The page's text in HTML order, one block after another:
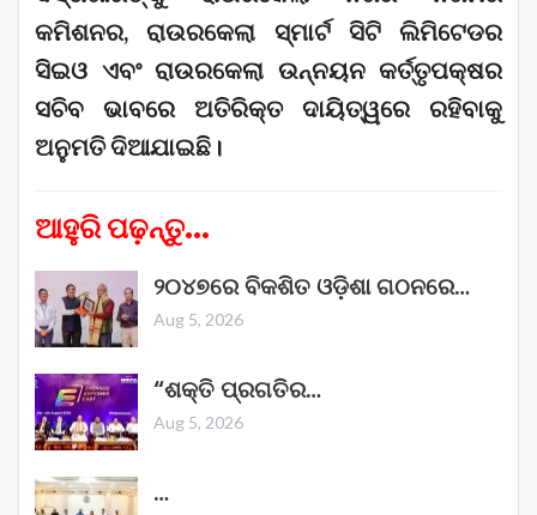
କମିଶନର, ରାଉରକେଲା ସ୍ମାର୍ଟ ସିଟି ଲିମିଟେଡର
ସିଇଓ ଏବଂ ରାଉରକେଲା ଉନ୍ନୟନ କର୍ତ୍ତୃପକ୍ଷର
ସଚିବ ଭାବରେ ଅତିରିକ୍ତ ଦାୟିତ୍ୱରେ ରହିବାକୁ
ଅନୁମତି ଦିଆଯାଇଛି।
ଆହୁରି ପଢ଼ନ୍ତୁ...
୨୦୪୭ରେ ବିକଶିତ ଓଡ଼ିଶା ଗଠନରେ…
Aug 5, 2026
“ଶକ୍ତି ପ୍ରଗତିର…
Aug 5, 2026
…